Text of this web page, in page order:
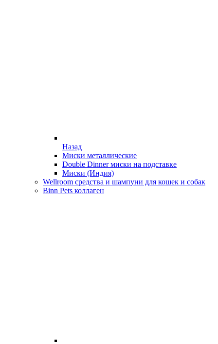
Назад
Миски металлические
Double Dinner миски на подставке
Миски (Индия)
Wellroom средства и шампуни для кошек и собак
Binn Pets коллаген